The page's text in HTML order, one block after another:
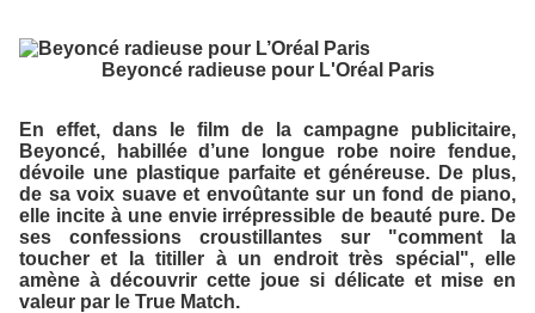
Beyoncé radieuse pour L'Oréal Paris
En effet, dans le film de la campagne publicitaire,
Beyoncé, habillée d’une longue robe noire fendue,
dévoile une plastique parfaite et généreuse. De plus,
de sa voix suave et envoûtante sur un fond de piano,
elle incite à une envie irrépressible de beauté pure. De
ses confessions croustillantes sur "comment la
toucher et la titiller à un endroit très spécial ", elle
amène à découvrir cette joue si délicate et mise en
valeur par le True Match.